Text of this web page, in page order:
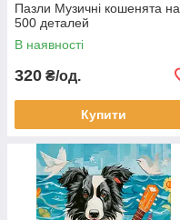
Пазли Музичні кошенята на
500 деталей
В наявності
320 ₴/од.
Купити